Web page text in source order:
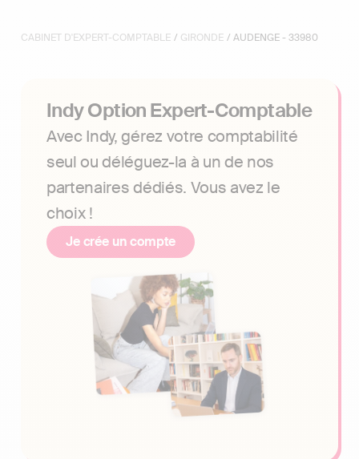
CABINET D'EXPERT-COMPTABLE / GIRONDE / AUDENGE - 33980
Indy Option Expert-Comptable
Avec Indy, gérez votre comptabilité
seul ou déléguez-la à un de nos
partenaires dédiés. Vous avez le
choix !
Je crée un compte